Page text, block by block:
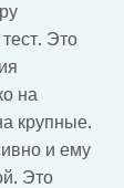
Это
на
крупные.
и ему
Это